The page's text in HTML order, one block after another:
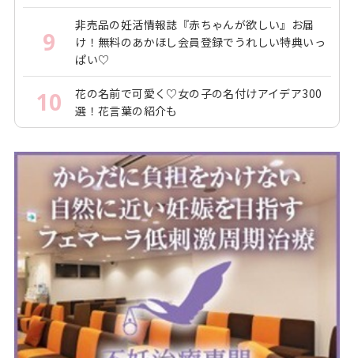
9
非売品の妊活情報誌『赤ちゃんが欲しい』お届
け！無料のあかほし会員登録でうれしい特典いっ
ぱい♡
10
花の名前で可愛く♡女の子の名付けアイデア300
選！花言葉の紹介も